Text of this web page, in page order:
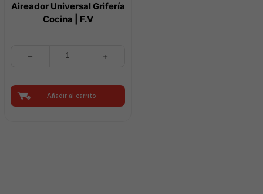
Aireador Universal Grifería
Cocina | F.V
Cocina
F.V
Añadir al carrito